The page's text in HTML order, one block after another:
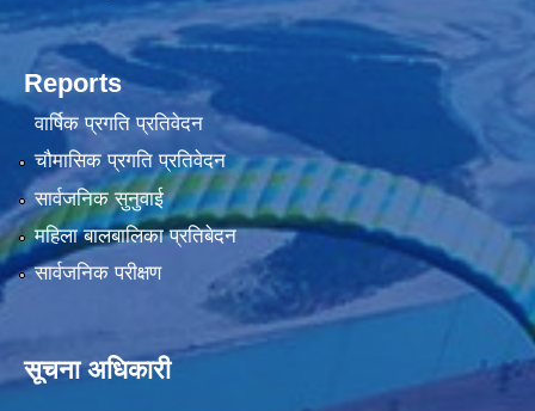
Reports
वार्षिक प्रगति प्रतिवेदन
चौमासिक प्रगति प्रतिवेदन
सार्वजनिक सुनुवाई
महिला बालबालिका प्रतिबेदन
सार्वजनिक परीक्षण
सूचना अधिकारी